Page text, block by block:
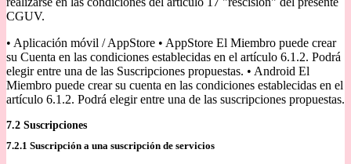
CGUV.
• Aplicación móvil / AppStore • AppStore El Miembro puede crear
su Cuenta en las condiciones establecidas en el artículo 6.1.2. Podrá
elegir entre una de las Suscripciones propuestas. • Android El
Miembro puede crear su cuenta en las condiciones establecidas en el
artículo 6.1.2. Podrá elegir entre una de las suscripciones propuestas.
7.2 Suscripciones
7.2.1 Suscripción a una suscripción de servicios